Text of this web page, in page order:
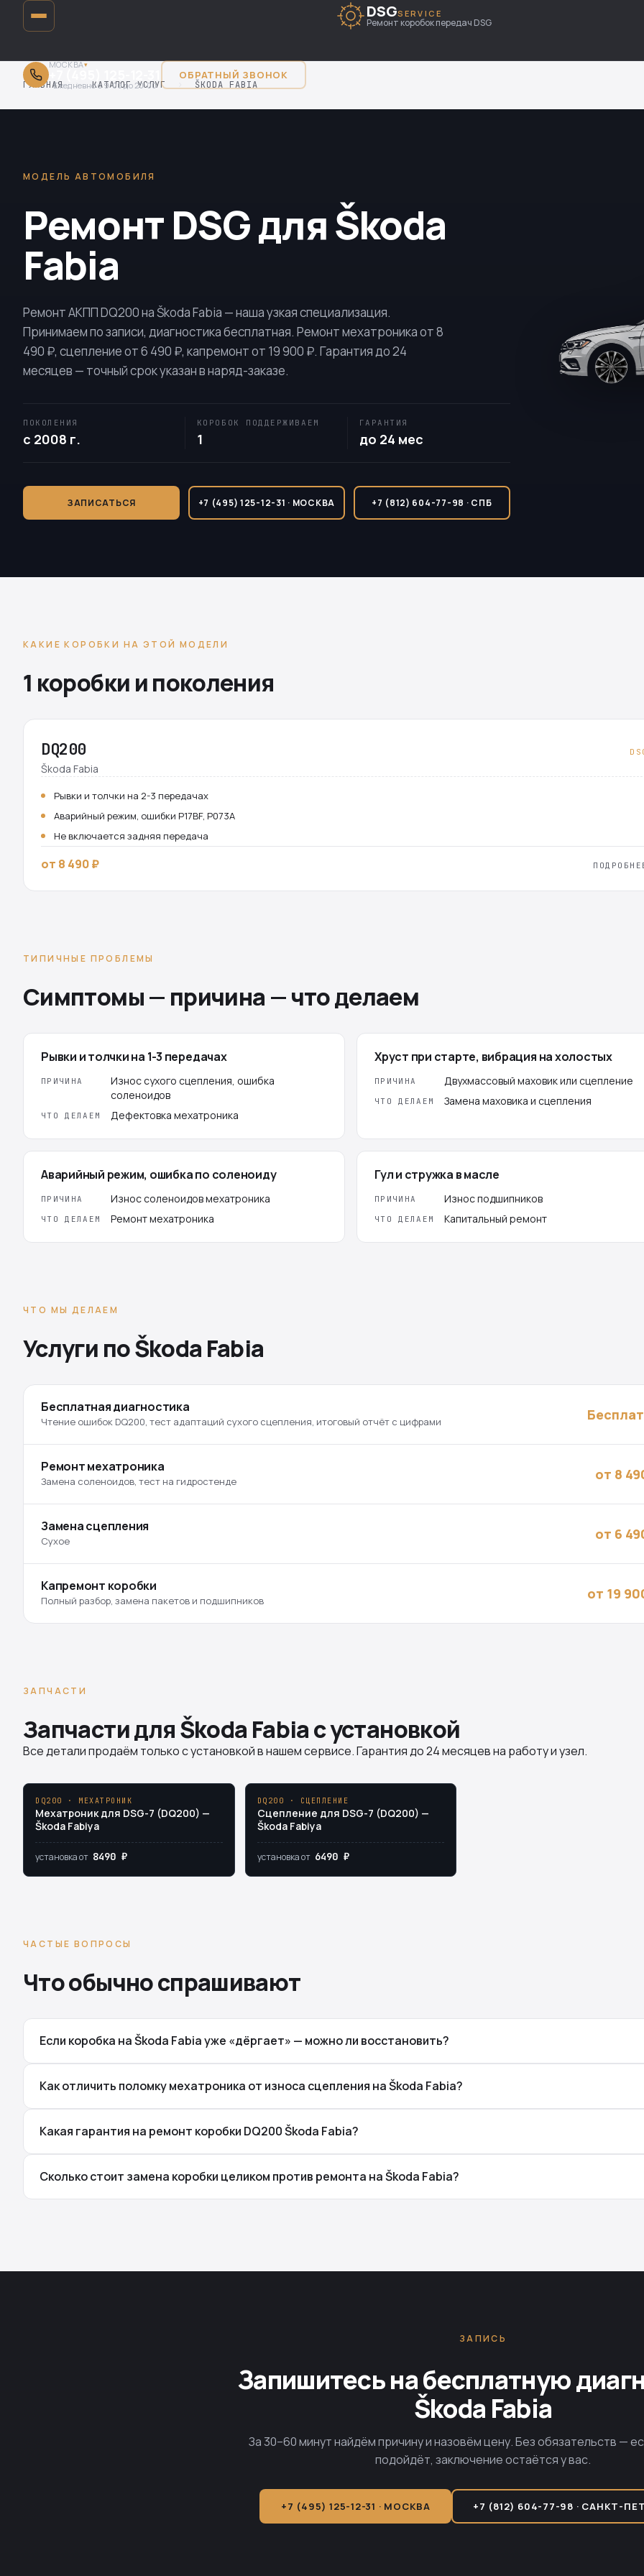
DSGSERVICE
Ремонт коробок передач DSG
МОСКВА▾
Ежедневно с 9:00 до 20:00
ОБРАТНЫЙ ЗВОНОК
ГЛАВНАЯ › КАТАЛОГ УСЛУГ ŠKODA FABIA
МОДЕЛЬ АВТОМОБИЛЯ
Ремонт DSG для Škoda
Fabia
Ремонт АКППDQ200на Škoda Fabia — наша узкая специализация.
Принимаем по записи, диагностика бесплатная. Ремонт мехатроника от 8
490 ₽, сцепление от 6 490 ₽, капремонт от 19 900 ₽. Гарантия до 24
месяцев — точный срок указан в наряд-заказе.
ПОКОЛЕНИЯ
с 2008 г.
КОРОБОК ПОДДЕРЖИВАЕМ
1
ГАРАНТИЯ
до 24 мес
ЗАПИСАТЬСЯ +7 (495) 125-12-31 · МОСКВА +7 (812) 604-77-98 · СПБ
КАКИЕ КОРОБКИ НА ЭТОЙ МОДЕЛИ
1 коробки и поколения
DQ200
Škoda Fabia
Рывки и толчки на 2-3 передачах
Аварийный режим, ошибки P17BF, P073A
Не включается задняя передача
от 8 490 ₽
ТИПИЧНЫЕ ПРОБЛЕМЫ
Симптомы — причина — что делаем
Рывки и толчки на 1-3 передачах
ПРИЧИНА
Износ сухого сцепления, ошибка
соленоидов
ЧТО ДЕЛАЕМ Дефектовка мехатроника
Хруст при старте, вибрация на холостых
ПРИЧИНА Двухмассовый маховик или сцепление
ЧТО ДЕЛАЕМ Замена маховика и сцепления
Аварийный режим, ошибка по соленоиду
ПРИЧИНА Износ соленоидов мехатроника
ЧТО ДЕЛАЕМ Ремонт мехатроника
Гул и стружка в масле
ПРИЧИНА Износ подшипников
ЧТО ДЕЛАЕМ Капитальный ремонт
ЧТО МЫ ДЕЛАЕМ
Услуги по Škoda Fabia
Бесплатная диагностика
Чтение ошибок DQ200, тест адаптаций сухого сцепления, итоговый отчёт с цифрами
Ремонт мехатроника
Замена соленоидов, тест на гидростенде от 8
Замена сцепления
Сухое от 6
Капремонт коробки
Полный разбор, замена пакетов и подшипников от 19
ЗАПЧАСТИ
Запчасти для Škoda Fabia с установкой
Все детали продаём только с установкой в нашем сервисе. Гарантия до 24 месяцев на работу и узел.
DQ200 · МЕХАТРОНИК
Мехатроник для DSG-7 (DQ200) —
Škoda Fabiya
установка от 8490 ₽
DQ200 · СЦЕПЛЕНИЕ
Сцепление для DSG-7 (DQ200) —
Škoda Fabiya
установка от 6490 ₽
ЧАСТЫЕ ВОПРОСЫ
Что обычно спрашивают
Если коробка на Škoda Fabia уже «дёргает» — можно ли восстановить?
Как отличить поломку мехатроника от износа сцепления на Škoda Fabia?
Какая гарантия на ремонт коробки DQ200 Škoda Fabia?
Сколько стоит замена коробки целиком против ремонта на Škoda Fabia?
ЗАПИСЬ
Запишитесь на бесплатную
Škoda Fabia
За 30–60 минут найдём причину и назовём цену. Без обязательств —
подойдёт, заключение остаётся у вас.
+7 (495) 125-12-31 · МОСКВА +7 (812) 604-77-98 · САНКТ-